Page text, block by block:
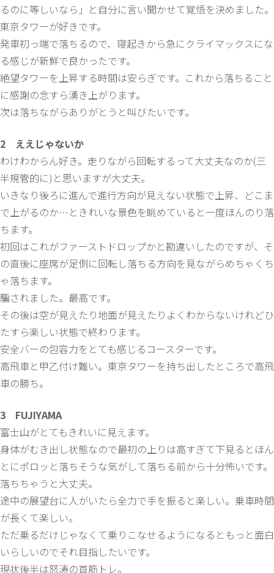
るのに等しいなら」と自分に言い聞かせて覚悟を決めました。
東京タワーが好きです。
発車初っ端で落ちるので、寝起きから急にクライマックスにな
る感じが新鮮で良かったです。
絶望タワーを上昇する時間は安らぎです。これから落ちること
に感謝の念すら湧き上がります。
次は落ちながらありがとうと叫びたいです。
2 ええじゃないか
わけわからん好き。走りながら回転するって大丈夫なのか(三
半規管的に)と思いますが大丈夫。
いきなり後ろに進んで進行方向が見えない状態で上昇、どこま
で上がるのか…ときれいな景色を眺めていると一度ほんのり落
ちます。
初回はこれがファーストドロップかと勘違いしたのですが、そ
の直後に座席が足側に回転し落ちる方向を見ながらめちゃくち
ゃ落ちます。
騙されました。最高です。
その後は空が見えたり地面が見えたりよくわからないけれどひ
たすら楽しい状態で終わります。
安全バーの包容力をとても感じるコースターです。
高飛車と甲乙付け難い。東京タワーを持ち出したところで高飛
車の勝ち。
3 FUJIYAMA
富士山がとてもきれいに見えます。
身体がむき出し状態なので最初の上りは高すぎて下見るとほん
とにポロッと落ちそうな気がして落ちる前から十分怖いです。
落ちちゃうと大丈夫。
途中の展望台に人がいたら全力で手を振ると楽しい。乗車時間
が長くて楽しい。
ただ乗るだけじゃなくて乗りこなせるようになるともっと面白
いらしいのでそれ目指したいです。
現状後半は怒涛の首筋トレ。